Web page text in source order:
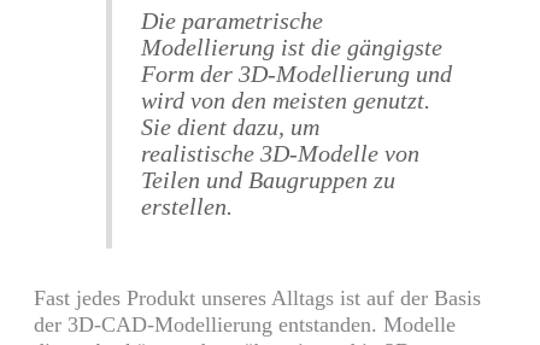
Die parametrische
Modellierung ist die gängigste
Form der3D-Modellierung und
wird von den meisten genutzt.
Sie dient dazu, um
realistische3D-Modelle von
Teilen und Baugruppen zu
erstellen.
Fast jedes Produkt unseres Alltags ist auf der Basis
der 3D-CAD-Modellierung entstanden. Modelle